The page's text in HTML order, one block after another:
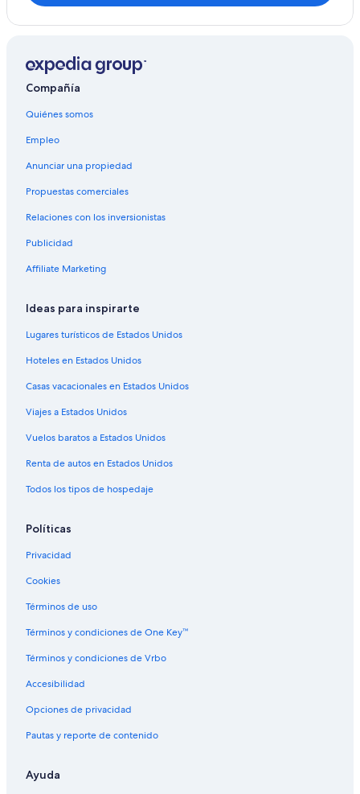
Hoteles cerca de Champagne Comtesse Lafond
Compañía
Quiénes somos
Empleo
Anunciar una propiedad
Propuestas comerciales
Relaciones con los inversionistas
Publicidad
Affiliate Marketing
Ideas para inspirarte
Lugares turísticos de Estados Unidos
Hoteles en Estados Unidos
Casas vacacionales en Estados Unidos
Viajes a Estados Unidos
Vuelos baratos a Estados Unidos
Renta de autos en Estados Unidos
Todos los tipos de hospedaje
Políticas
Privacidad
Cookies
Términos de uso
Términos y condiciones de One Key™
Términos y condiciones de Vrbo
Accesibilidad
Opciones de privacidad
Pautas y reporte de contenido
Ayuda